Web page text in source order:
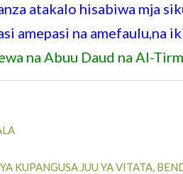
atakalo hisabiwa mja
amepasi na amefaulu,na
na Abuu Daud na Al-
KUPANGUSA JUU YA VITATA,